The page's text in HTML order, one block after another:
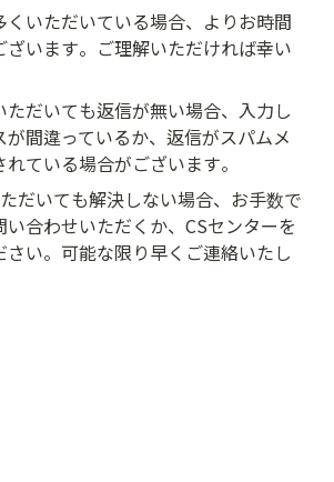
くいただいている場合、よりお時間
います。ご理解いただければ幸い
ただいても返信が無い場合、入力し
が間違っているか、返信がスパムメ
ている場合がございます。
だいても解決しない場合、お手数で
合わせいただくか、CSセンターを
い。可能な限り早くご連絡いたし